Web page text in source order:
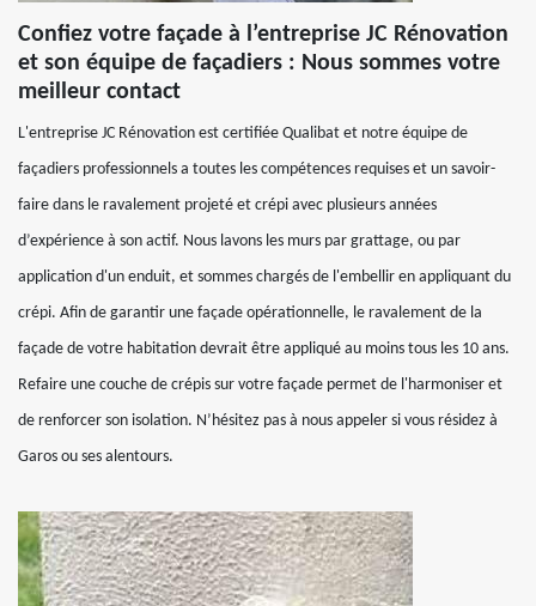
Confiez votre façade à l’entreprise JC Rénovation
et son équipe de façadiers : Nous sommes votre
meilleur contact
L'entreprise JC Rénovation est certifiée Qualibat et notre équipe de
façadiers professionnels a toutes les compétences requises et un savoir-
faire dans le ravalement projeté et crépi avec plusieurs années
d’expérience à son actif. Nous lavons les murs par grattage, ou par
application d'un enduit, et sommes chargés de l'embellir en appliquant du
crépi. Afin de garantir une façade opérationnelle, le ravalement de la
façade de votre habitation devrait être appliqué au moins tous les 10 ans.
Refaire une couche de crépis sur votre façade permet de l'harmoniser et
de renforcer son isolation. N’hésitez pas à nous appeler si vous résidez à
Garos ou ses alentours.